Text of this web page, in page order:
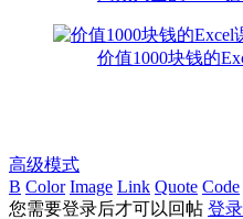
价值1000块钱的
高级模式
B Color Image Link Quote Code
您需要登录后才可以回帖 登录